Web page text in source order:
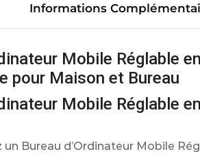
Informations
Mobile Réglable
pour Maison et Bureau
Mobile Réglable
un Bureau d’Ordinateur Mobile